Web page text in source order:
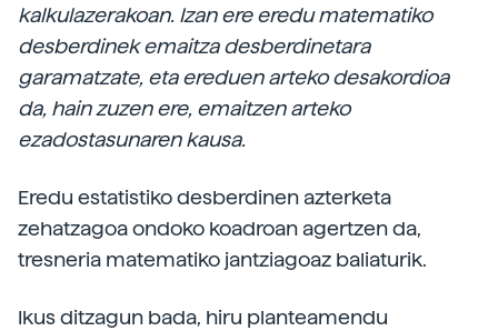
kalkulazerakoan. Izan ere eredu matematiko
desberdinek emaitza desberdinetara
garamatzate, eta ereduen arteko desakordioa
da, hain zuzen ere, emaitzen arteko
ezadostasunaren kausa.
Eredu estatistiko desberdinen azterketa
zehatzagoa ondoko koadroan agertzen da,
tresneria matematiko jantziagoaz baliaturik.
Ikus ditzagun bada, hiru planteamendu